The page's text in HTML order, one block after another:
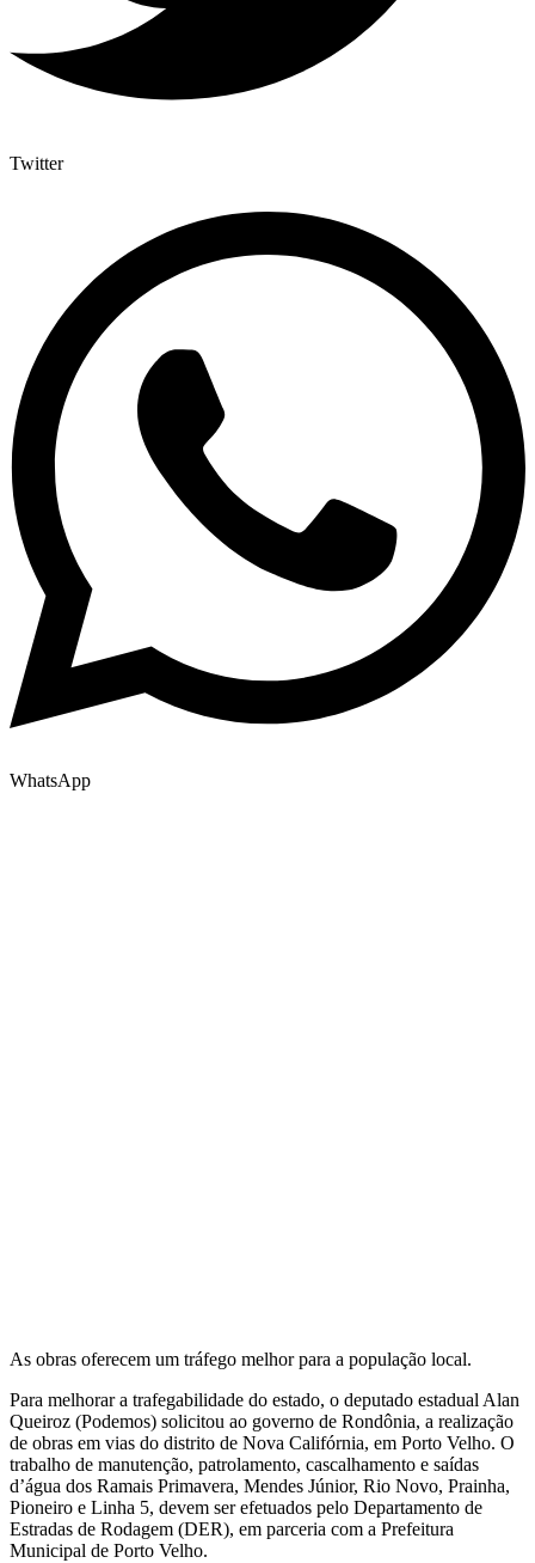
Twitter
WhatsApp
As obras oferecem um tráfego melhor para a população local.
Para melhorar a trafegabilidade do estado, o deputado estadual Alan
Queiroz (Podemos) solicitou ao governo de Rondônia, a realização
de obras em vias do distrito de Nova Califórnia, em Porto Velho. O
trabalho de manutenção, patrolamento, cascalhamento e saídas
d’água dos Ramais Primavera, Mendes Júnior, Rio Novo, Prainha,
Pioneiro e Linha 5, devem ser efetuados pelo Departamento de
Estradas de Rodagem (DER), em parceria com a Prefeitura
Municipal de Porto Velho.